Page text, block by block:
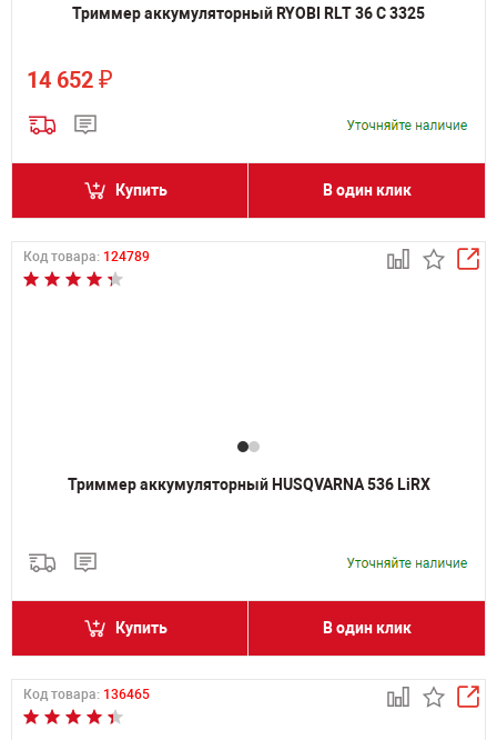
Триммер аккумуляторный RYOBI RLT 36 C 3325
14 652 ₽
Купить В один клик
Код товара: 124789
Триммер аккумуляторный HUSQVARNA 536 LiRX
Купить В один клик
Код товара: 136465